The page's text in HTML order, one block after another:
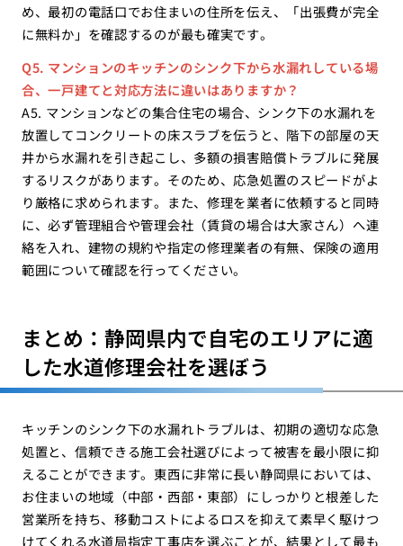
め、最初の電話口でお住まいの住所を伝え、「出張費が完全
に無料か」を確認するのが最も確実です。
Q5. マンションのキッチンのシンク下から水漏れしている場
合、一戸建てと対応方法に違いはありますか？
A5. マンションなどの集合住宅の場合、シンク下の水漏れを
放置してコンクリートの床スラブを伝うと、階下の部屋の天
井から水漏れを引き起こし、多額の損害賠償トラブルに発展
するリスクがあります。そのため、応急処置のスピードがよ
り厳格に求められます。また、修理を業者に依頼すると同時
に、必ず管理組合や管理会社（賃貸の場合は大家さん）へ連
絡を入れ、建物の規約や指定の修理業者の有無、保険の適用
範囲について確認を行ってください。
まとめ：静岡県内で自宅のエリアに適
した水道修理会社を選ぼう
キッチンのシンク下の水漏れトラブルは、初期の適切な応急
処置と、信頼できる施工会社選びによって被害を最小限に抑
えることができます。東西に非常に長い静岡県においては、
お住まいの地域（中部・西部・東部）にしっかりと根差した
営業所を持ち、移動コストによるロスを抑えて素早く駆けつ
けてくれる水道局指定工事店を選ぶことが、結果として最も